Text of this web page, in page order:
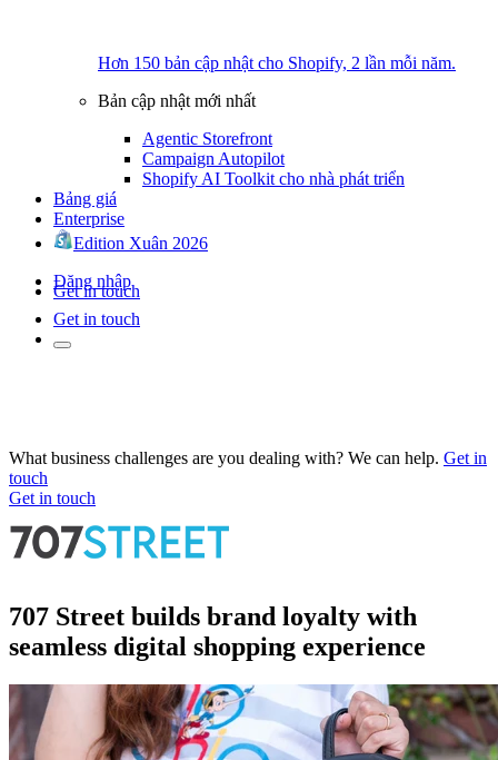
Hơn 150 bản cập nhật cho Shopify, 2 lần mỗi năm.
Bản cập nhật mới nhất
Agentic Storefront
Campaign Autopilot
Shopify AI Toolkit cho nhà phát triển
Bảng giá
Enterprise
Edition Xuân 2026
Đăng nhập
Get in touch
Get in touch
What business challenges are you dealing with? We can help. Get in
touch
Get in touch
707 Street builds brand loyalty with
seamless digital shopping experience